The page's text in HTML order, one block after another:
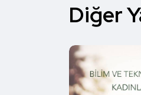
Diğer